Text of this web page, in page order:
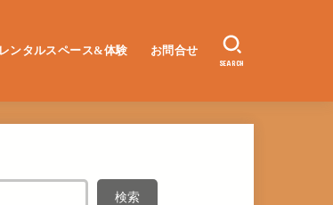
レンタルスペース&体験 お問合せ
SEARCH
検索